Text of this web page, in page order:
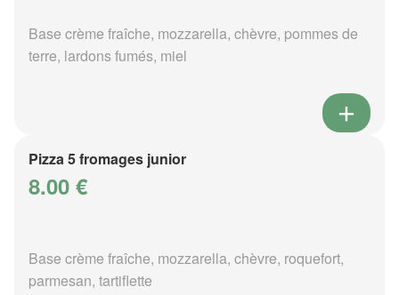
Base crème fraîche, mozzarella, chèvre, pommes de
terre, lardons fumés, miel
Pizza 5 fromages junior
8.00 €
Base crème fraîche, mozzarella, chèvre, roquefort,
parmesan, tartiflette